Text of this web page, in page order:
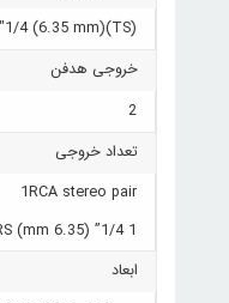
(TS)(6.35 mm) 1"1/4
خروجی هدفن
2
تعداد خروجی
1RCA stereo pair
1 1/4” (6.35 mm) TRS 1 1/8” (3.5 mm) TRS
ابعاد